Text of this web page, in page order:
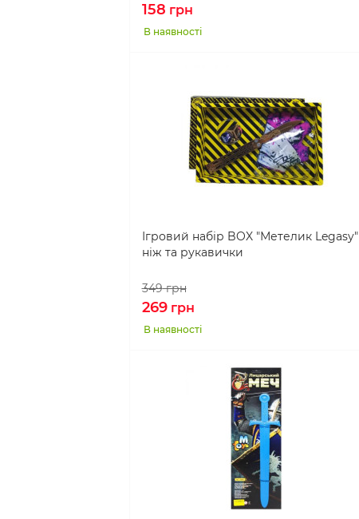
158 грн
В наявності
Ігровий набір BOX "Метелик Legasy"
ніж та рукавички
349грн
269грн
В наявності